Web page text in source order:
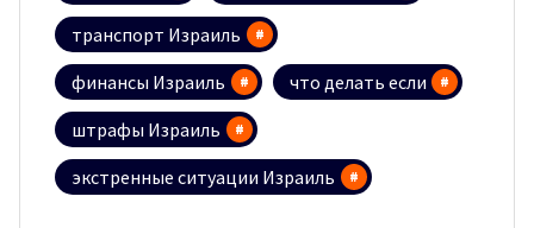
транспорт Израиль
финансы Израиль
что делать если
штрафы Израиль
экстренные ситуации Израиль